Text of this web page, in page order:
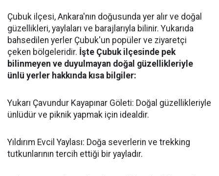
Çubuk ilçesi, Ankara'nın doğusunda yer alır ve doğal
güzellikleri, yaylaları ve barajlarıyla bilinir. Yukarıda
bahsedilen yerler Çubuk'un popüler ve ziyaretçi
çeken bölgeleridir. İşte Çubuk ilçesinde pek
bilinmeyen ve duyulmayan doğal güzellikleriyle
ünlü yerler hakkında kısa bilgiler:
Yukarı Çavundur Kayapınar Göleti: Doğal güzellikleriyle
ünlüdür ve piknik yapmak için idealdir.
Yıldırım Evcil Yaylası: Doğa severlerin ve trekking
tutkunlarının tercih ettiği bir yayladır.